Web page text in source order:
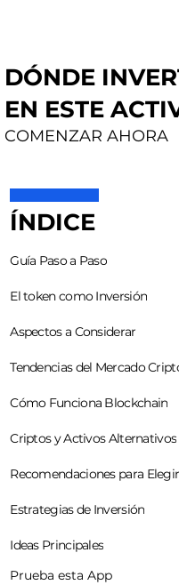
DÓNDE
EN ESTE
COMENZAR AHORA
ÍNDICE
Guía Paso a Paso
El token como Inversión
Aspectos a Considerar
Tendencias del Mercado
Cómo Funciona Blockchain
Criptos y Activos Alternativos
Recomendaciones para
Estrategias de Inversión
Ideas Principales
Prueba esta App